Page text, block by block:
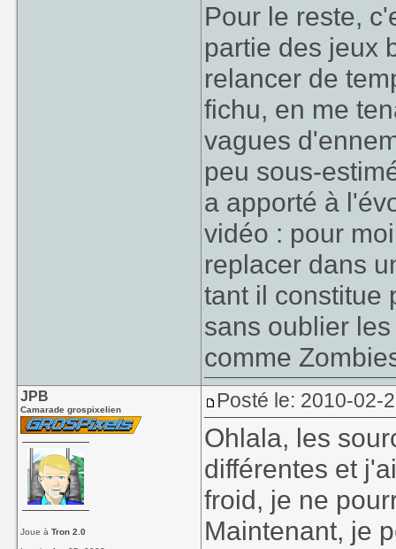
Pour le reste,
partie des jeux
relancer de
fichu, en me
vagues
peu sous-
a apporté à
vidéo : pour
replacer dans
tant il constitue
sans oublier
comme
JPB
Camarade grospixelien
Joue àTron 2.0
Posté le: 2010-02-
Ohlala, les
différentes et
froid, je ne
Maintenant, je